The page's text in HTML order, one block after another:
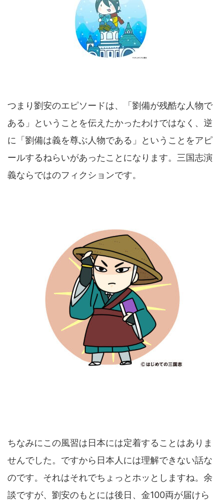
つまり劉安のエピソードは、「劉備が残酷な人物で
ある」ということを伝えたかったわけではなく、逆
に「劉備は義を尊ぶ人物である」ということをアピ
ールするねらいがあったことになります。三国志演
義ならではのフィクションです。
ちなみにこの風習は日本には定着することはありま
せんでした。ですから日本人には理解できない話な
のです。それはそれでちょっとホッとしますね。余
談ですが、劉安のもとには後日、金100両が届けら